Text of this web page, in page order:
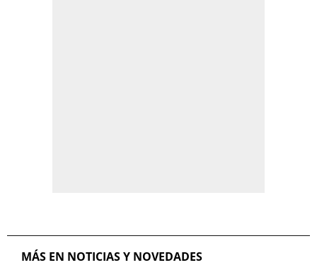
MÁS EN NOTICIAS Y NOVEDADES